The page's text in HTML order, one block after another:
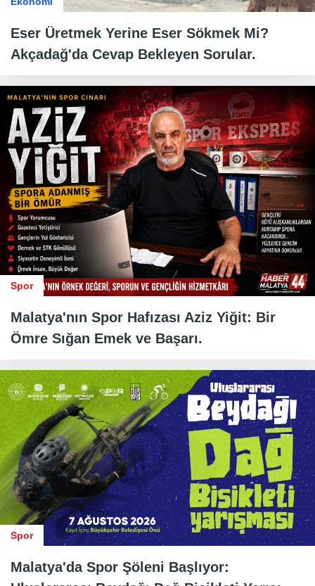
Eser Üretmek Yerine Eser Sökmek Mi?
Akçadağ'da Cevap Bekleyen Sorular.
Spor
Malatya'nın Spor Hafızası Aziz Yiğit: Bir
Ömre Sığan Emek ve Başarı.
Spor
Malatya'da Spor Şöleni Başlıyor: